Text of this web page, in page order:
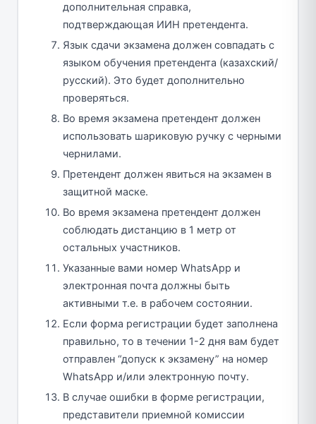
дополнительная справка,
подтверждающая ИИН претендента.
Язык сдачи экзамена должен совпадать с
языком обучения претендента (казахский/
русский). Это будет дополнительно
проверяться.
Во время экзамена претендент должен
использовать шариковую ручку с черными
чернилами.
Претендент должен явиться на экзамен в
защитной маске.
Во время экзамена претендент должен
соблюдать дистанцию в 1 метр от
остальных участников.
Указанные вами номер WhatsApp и
электронная почта должны быть
активными т.е. в рабочем состоянии.
Если форма регистрации будет заполнена
правильно, то в течении 1-2 дня вам будет
отправлен “допуск к экзамену” на номер
WhatsApp и/или электронную почту.
В случае ошибки в форме регистрации,
представители приемной комиссии